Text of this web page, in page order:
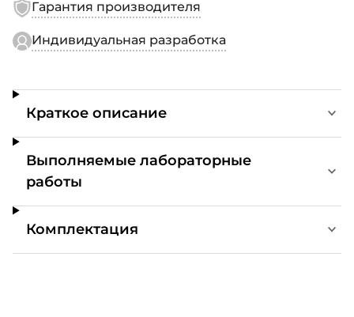
Гарантия производителя
Индивидуальная разработка
Краткое описание
Выполняемые лабораторные
работы
Комплектация